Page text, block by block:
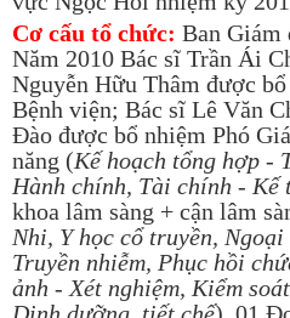
Cơ cấu tổ chức: Ban Giám
Năm 2010 Bác sĩ Trần Ái
Nguyễn Hữu Thâm được
Bệnh viện; Bác sĩ Lê Văn
Đào được bổ nhiệm Phó
năng (Kế hoạch tổng hợp -
Hành chính, Tài chính -
khoa lâm sàng + cận lâm
Nhi, Y học cổ truyền,
Truyền nhiễm, Phục hồi
ảnh - Xét nghiệm, Kiểm